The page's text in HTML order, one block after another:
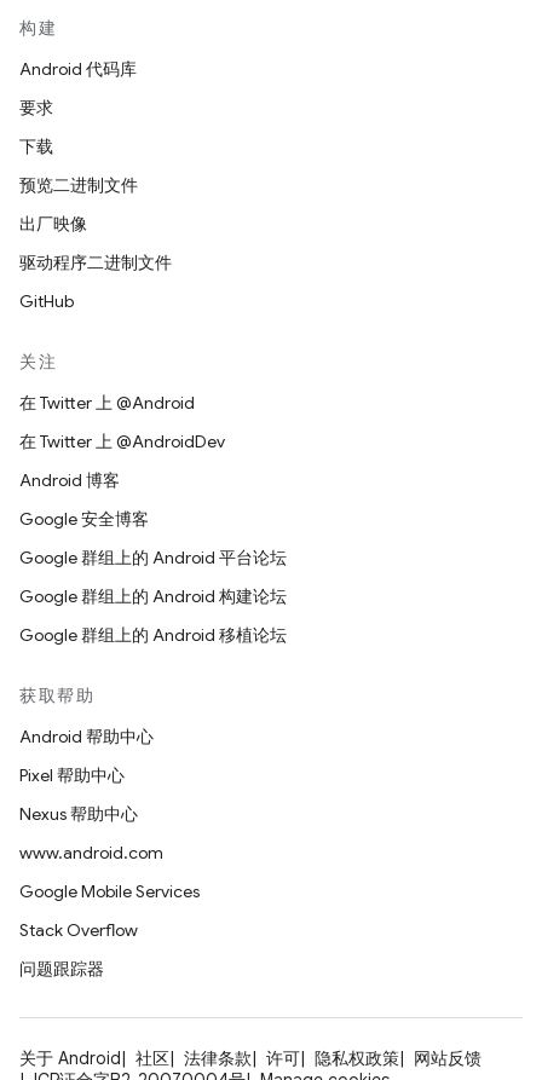
构建
Android 代码库
要求
下载
预览二进制文件
出厂映像
驱动程序二进制文件
GitHub
关注
在 Twitter 上 @Android
在 Twitter 上 @AndroidDev
Android 博客
Google 安全博客
Google 群组上的 Android 平台论坛
Google 群组上的 Android 构建论坛
Google 群组上的 Android 移植论坛
获取帮助
Android 帮助中心
Pixel 帮助中心
Nexus 帮助中心
www.android.com
Google Mobile Services
Stack Overflow
问题跟踪器
关于 Android 社区 法律条款 许可 隐私权政策
网站反馈